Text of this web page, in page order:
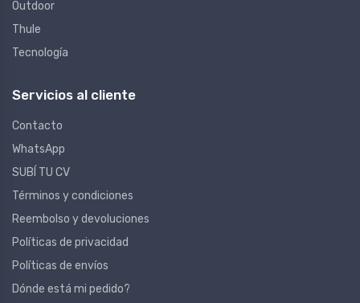
Outdoor
Thule
Tecnología
Servicios al cliente
Contacto
WhatsApp
SUBÍ TU CV
Términos y condiciones
Reembolso y devoluciones
Políticas de privacidad
Políticas de envíos
Dónde está mi pedido?